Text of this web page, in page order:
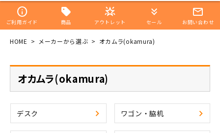
info
ご利用ガイド 商品
star_shine
アウトレット
keyboard_double_arrow_down
セール
mail_outline
お問い合わせ
HOME メーカーから選ぶ オカムラ(okamura)
オカムラ(okamura)
デスク ワゴン・脇机